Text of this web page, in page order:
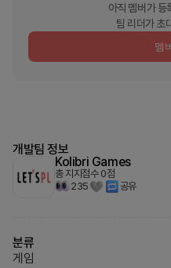
아직 멤버가 등
팀 리더가 초
멤
개발팀 정보
Kolibri Games
총 지지점수 0점
235
공유
분류
게임